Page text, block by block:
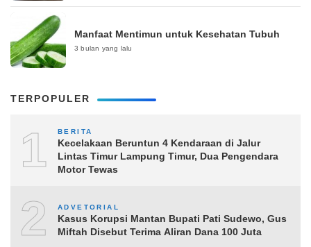
Manfaat Mentimun untuk Kesehatan Tubuh
3 bulan yang lalu
TERPOPULER
1 BERITA
Kecelakaan Beruntun 4 Kendaraan di Jalur
Lintas Timur Lampung Timur, Dua Pengendara
Motor Tewas
2 ADVETORIAL
Kasus Korupsi Mantan Bupati Pati Sudewo, Gus
Miftah Disebut Terima Aliran Dana 100 Juta